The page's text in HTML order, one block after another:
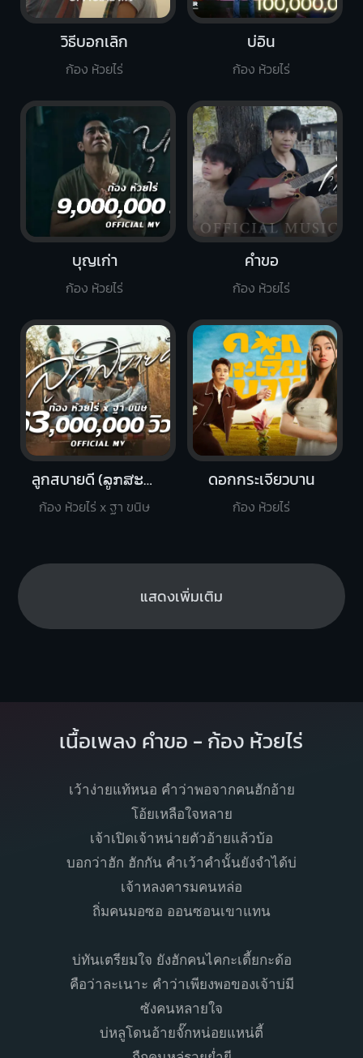
บ่อิน
ก้อง ห้วยไร่
คำขอ
ก้อง ห้วยไร่
วิธีบอกเลิก
ก้อง ห้วยไร่
ดอกกระเจียวบาน
ก้อง ห้วยไร่
ลูกสบายดี (ລູກ​ສະ​ບາຍ​ດີ)
ก้อง ห้วยไร่ x ฐา ขนิษ
บุญเก่า
ก้อง ห้วยไร่
แสดงเพิ่มเติม
เนื้อเพลง คำขอ - ก้อง ห้วยไร่
เว้าง่ายแท้หนอ คำว่าพอจากคนฮักอ้าย
โอ้ยเหลือใจหลาย
เจ้าเปิดเจ้าหน่ายตัวอ้ายแล้วบ้อ
บอกว่าฮัก ฮักกัน คำเว้าคำนั้นยังจำได้บ่
เจ้าหลงคารมคนหล่อ
ถิ่มคนมอซอ ออนซอนเขาแทน
บ่ทันเตรียมใจ ยังฮักคนไคกะเดี้ยกะด้อ
คือว่าละเนาะ คำว่าเพียงพอของเจ้าบ่มี
ซังคนหลายใจ
บ่หลูโดนอ้ายจั๊กหน่อยแหน่ตี้